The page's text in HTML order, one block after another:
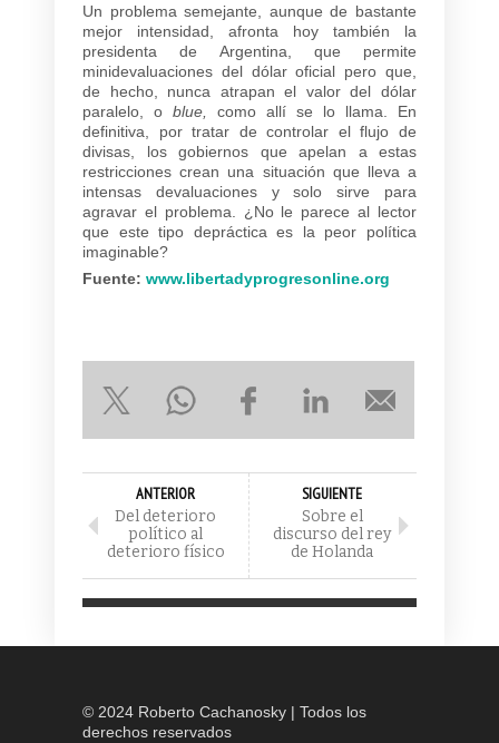
Un problema semejante, aunque de bastante
mejor intensidad, afronta hoy también la
presidenta de Argentina, que permite
minidevaluaciones del dólar oficial pero que,
de hecho, nunca atrapan el valor del dólar
paralelo, o blue, como allí se lo llama. En
definitiva, por tratar de controlar el flujo de
divisas, los gobiernos que apelan a estas
restricciones crean una situación que lleva a
intensas devaluaciones y solo sirve para
agravar el problema. ¿No le parece al lector
que este tipo depráctica es la peor política
imaginable?
Fuente: www.libertadyprogresonline.org
ANTERIOR
Del deterioro
político al
deterioro físico
SIGUIENTE
Sobre el
discurso del rey
de Holanda
© 2024 Roberto Cachanosky | Todos los
derechos reservados